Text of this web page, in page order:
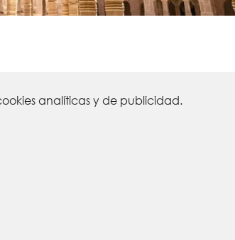
analíticas y de publicidad.